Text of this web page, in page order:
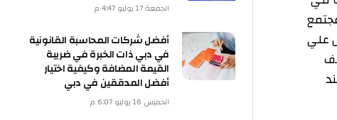
أفضل شركات المحاسبة القانونية
في دبي ذات الخبرة في ضريبة
القيمة المضافة وكيفية اختيار
أفضل المدققين في دبي